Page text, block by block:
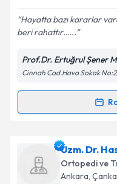
E-posta Adresiniz
Kişisel
Metni'ni
kapsamda
Hayatta bazı kararlar
beri rahattır…...
Prof.Dr. Ertuğrul Şener
Cinnah Cad.Hava Sokak
Randevu
Prof. Dr. Ertuğrul
oluşturun. Size bu
takvim
Uzm. Dr.
Ortopedi ve
Ankara,